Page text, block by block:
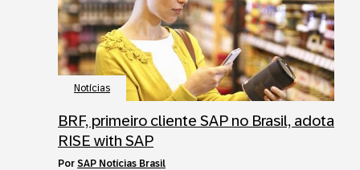
Notícias
BRF, primeiro cliente SAP no Brasil, adota
RISE with SAP
por SAP Notícias Brasil